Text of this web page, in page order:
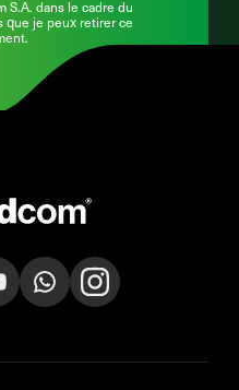
S.A. dans le cadre du
que je peux retirer ce